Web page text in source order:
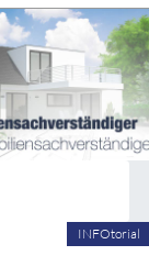
INFOtorial